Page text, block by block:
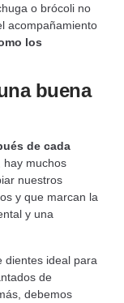
o brócoli no
acompañamiento
los
buena
de cada
hay muchos
nuestros
y que marcan la
y una
dientes ideal para
de
debemos